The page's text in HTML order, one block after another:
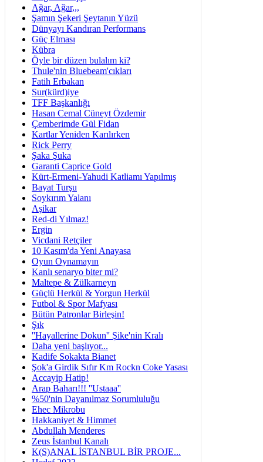
Ağar, Ağar,,,
Şamın Şekeri Şeytanın Yüzü
Dünyayı Kandıran Performans
Güç Elması
Kübra
Öyle bir düzen bulalım ki?
Thule'nin Bluebeam'cıkları
Fatih Erbakan
Sur(kürd)iye
TFF Başkanlığı
Hasan Cemal Cüneyt Özdemir
Çemberimde Gül Fidan
Kartlar Yeniden Karılırken
Rick Perry
Şaka Şuka
Garanti Caprice Gold
Kürt-Ermeni-Yahudi Katliamı Yapılmış
Bayat Turşu
Soykırım Yalanı
Aşikar
Red-di Yılmaz!
Ergin
Vicdani Retçiler
10 Kasım'da Yeni Anayasa
Oyun Oynamayın
Kanlı senaryo biter mi?
Maltepe & Zülkarneyn
Güçlü Herkül & Yorgun Herkül
Futbol & Spor Mafyası
Bütün Patronlar Birleşin!
Şık
''Hayallerine Dokun'' Şike'nin Kralı
Daha yeni başlıyor...
Kadife Sokakta Bianet
Şok'a Girdik Sıfır Km Rockn Coke Yasası
Accayip Hatip!
Arap Baharı!!! ''Ustaaa''
%50'nin Dayanılmaz Sorumluluğu
Ehec Mikrobu
Hakkaniyet & Himmet
Abdullah Menderes
Zeus İstanbul Kanalı
K(S)ANAL İSTANBUL BİR PROJE...